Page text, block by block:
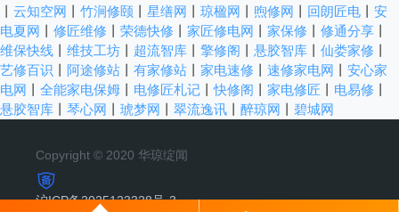
云知空网 竹涧修颐 星缮网 琼楹网 煦修网 回朗匠电
安
电夏网
修匠维修 荣德快修 家匠修电网 家保修 修通分享
维保快线
维技工坊 超流智库 擎修阁 悬胶智库 仙娄家修
艺修百识
阿途修站 有家修站 家电速修 速修家电网
安心家
电网
全能家电保姆 电修匠札记 丨快修阁 家电修匠 电易修
悬胶智库
琴心网 琥梦网 翠流逸讯 醉琼网 碧城网
Copyright © 2020 华琼绽闻
沪ICP备2025123328号-3